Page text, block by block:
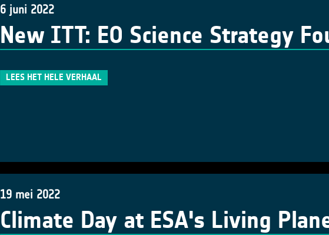
6 juni 2022
New ITT: EO Science Strategy
LEES HET HELE VERHAAL
19 mei 2022
Climate Day at ESA's Living